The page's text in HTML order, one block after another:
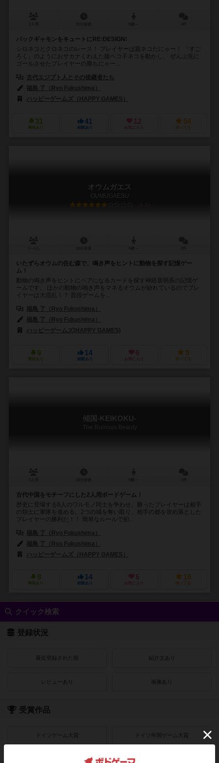
バックギャモンをキュートにRE:DESIGN!
シロネコとクロネコのレース！ プレイヤーは親ネコだにゃー！ 『すご
ろく』のようにおサカナくわえた腹ペコ子ネコを動かし、 ぜんぶ先に
ゴールさせたプレイヤーの勝ちにゃー...
古代エジプト人とその後継者たち
福島 了（Ryo Fukushima）
ハッピーゲームズ（HAPPY GAMES）
31
興味あり
41
経験あり
12
お気に入り
54
持ってる
オウムガエス
OUMUGAESU
6.1
いたずらオウムの住む森で、鳴き声をヒントに動物を探す記憶ゲー
ム！
動物の鳴き声をヒントにペアになるカードを探す神経衰弱系の記憶ゲ
ームです。 ほかの動物の鳴き声をマネるオウムが紛れているのでプレ
イヤーは大混乱！？ 普段ゲームを...
福島 了（Ryo Fukushima）
福島 了（Ryo Fukushima）
ハッピーゲームズ(HAPPY GAMES)
9
興味あり
14
経験あり
6
お気に入り
9
持ってる
傾国-KEIKOKU-
The Ruinous Beauty
古代中国をモチーフにした2人用ボードゲーム！
歴史に登場する6人のワルモノ同士を争わせ、勝ったプレイヤーは相手
の領土に軍隊を進める。2つの城を奪い取り、相手の都を攻め落とした
プレイヤーの勝利だ！！ 簡単なルールで初...
福島 了（Ryo Fukushima）
福島 了（Ryo Fukushima）
ハッピーゲームズ（HAPPY GAMES）
8
興味あり
14
経験あり
5
お気に入り
18
持ってる
クイック検索
登録状況
最近登録された順 紹介文あり
レビューあり 画像あり
受賞作品
ドイツゲーム大賞 ドイツ年間ゲーム大賞
フランス年間ゲーム大賞 ゲームマーケット大賞